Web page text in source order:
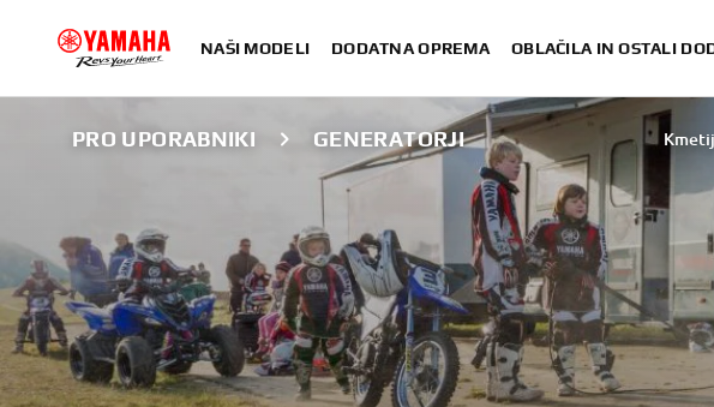
NAŠI MODELI DODATNA OPREMA OBLAČILA IN OSTALI
PRO UPORABNIKI GENERATORJI